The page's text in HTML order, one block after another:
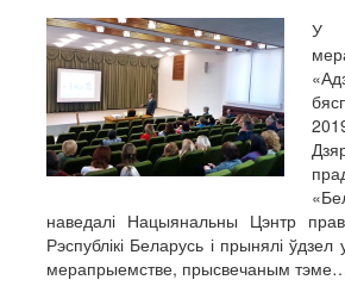
У
наведалі Нацыянальны Цэнтр
Рэспублікі Беларусь і прынялі
мерапрыемстве, прысвечаным